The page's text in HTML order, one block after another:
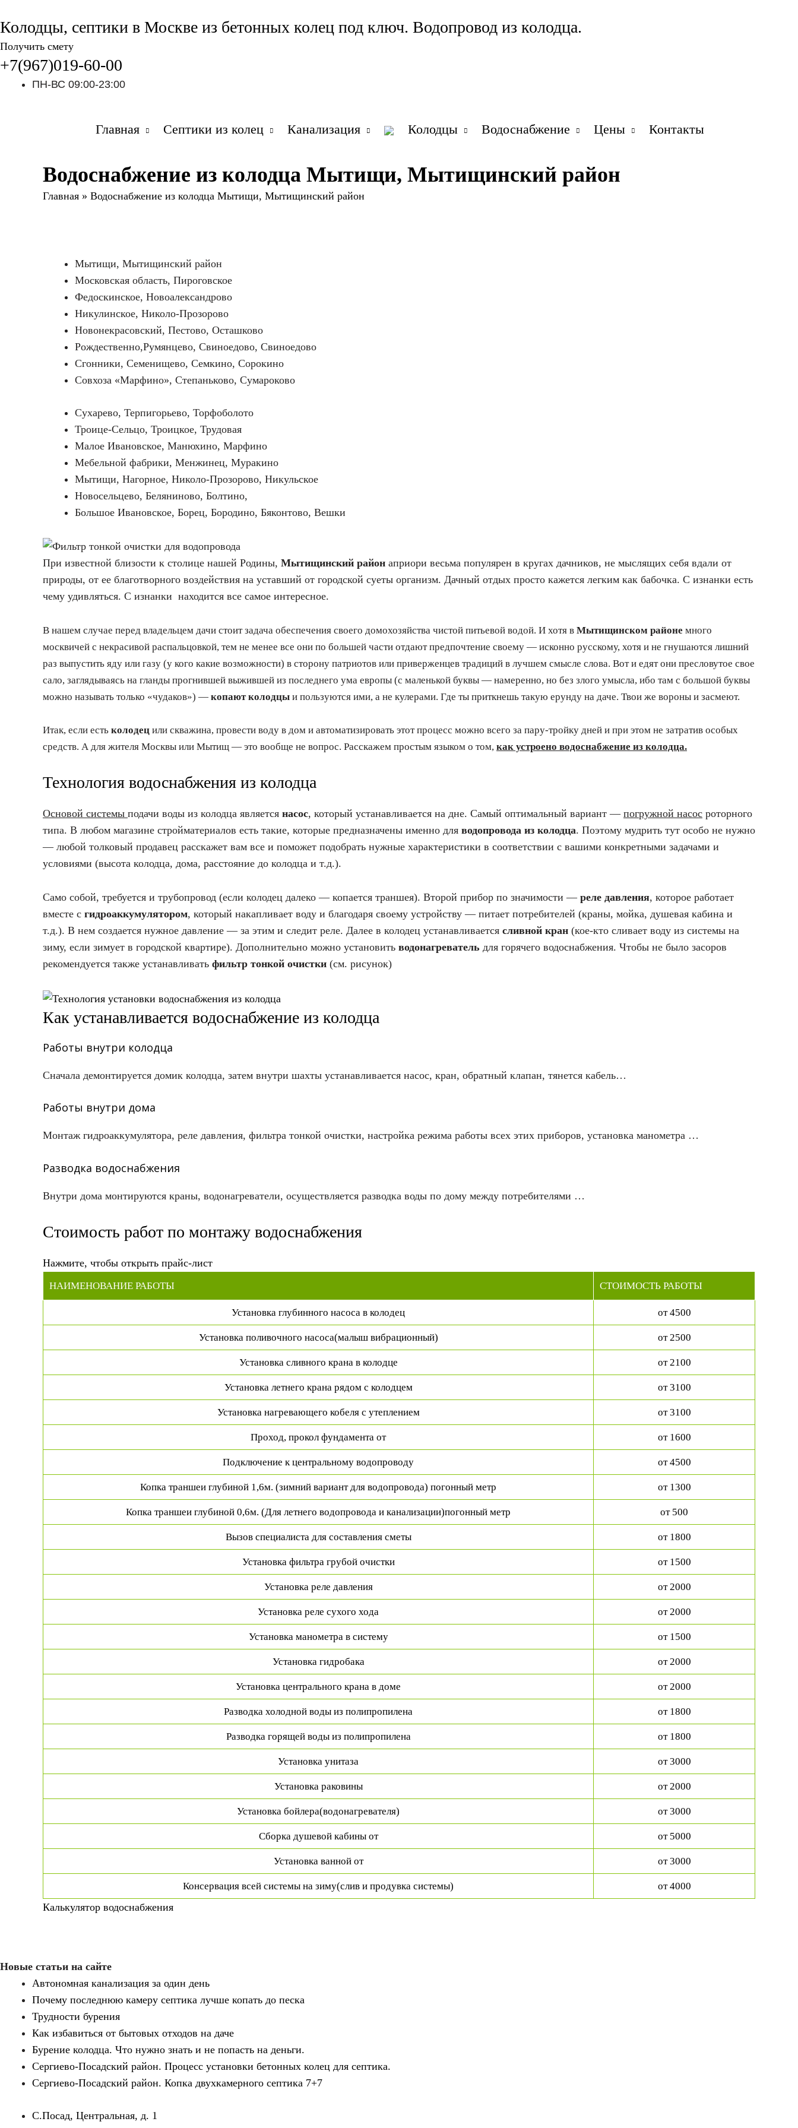
Колодцы, септики в Москве из бетонных колец под ключ. Водопровод из колодца.
Получить смету
+7(967)019-60-00
ПН-ВС 09:00-23:00
Главная Септики из колец Канализация Колодцы Водоснабжение Цены Контакты
Водоснабжение из колодца Мытищи, Мытищинский район
Главная » Водоснабжение из колодца Мытищи, Мытищинский район
Мытищи, Мытищинский район
Московская область, Пироговское
Федоскинское, Новоалександрово
Никулинское, Николо-Прозорово
Новонекрасовский, Пестово, Осташково
Рождественно,Румянцево, Свиноедово, Свиноедово
Сгонники, Семенищево, Семкино, Сорокино
Совхоза «Марфино», Степаньково, Сумароково
Сухарево, Терпигорьево, Торфоболото
Троице-Сельцо, Троицкое, Трудовая
Малое Ивановское, Манюхино, Марфино
Мебельной фабрики, Менжинец, Муракино
Мытищи, Нагорное, Николо-Прозорово, Никульское
Новосельцево, Беляниново, Болтино,
Большое Ивановское, Борец, Бородино, Бяконтово, Вешки
При известной близости к столице нашей Родины, Мытищинский район априори весьма популярен в кругах дачников, не мыслящих себя вдали от
природы, от ее благотворного воздействия на уставший от городской суеты организм. Дачный отдых просто кажется легким как бабочка. С изнанки есть
чему удивляться. С изнанки находится все самое интересное.
В нашем случае перед владельцем дачи стоит задача обеспечения своего домохозяйства чистой питьевой водой. И хотя в Мытищинском районе много
москвичей с некрасивой распальцовкой, тем не менее все они по большей части отдают предпочтение своему — исконно русскому, хотя и не гнушаются лишний
раз выпустить яду или газу (у кого какие возможности) в сторону патриотов или приверженцев традиций в лучшем смысле слова. Вот и едят они пресловутое свое
сало, заглядываясь на гланды прогнившей выжившей из последнего ума европы (с маленькой буквы — намеренно, но без злого умысла, ибо там с большой буквы
можно называть только «чудаков») — копают колодцы и пользуются ими, а не кулерами. Где ты приткнешь такую ерунду на даче. Твои же вороны и засмеют.
Итак, если есть колодец или скважина, провести воду в дом и автоматизировать этот процесс можно всего за пару-тройку дней и при этом не затратив особых
средств. А для жителя Москвы или Мытищ — это вообще не вопрос. Расскажем простым языком о том, как устроено водоснабжение из колодца.
Технология водоснабжения из колодца
Основой системы подачи воды из колодца является насос, который устанавливается на дне. Самый оптимальный вариант — погружной насос роторного
типа. В любом магазине стройматериалов есть такие, которые предназначены именно для водопровода из колодца. Поэтому мудрить тут особо не нужно
— любой толковый продавец расскажет вам все и поможет подобрать нужные характеристики в соответствии с вашими конкретными задачами и
условиями (высота колодца, дома, расстояние до колодца и т.д.).
Само собой, требуется и трубопровод (если колодец далеко — копается траншея). Второй прибор по значимости — реле давления, которое работает
вместе с гидроаккумулятором, который накапливает воду и благодаря своему устройству — питает потребителей (краны, мойка, душевая кабина и
т.д.). В нем создается нужное давление — за этим и следит реле. Далее в колодец устанавливается сливной кран (кое-кто сливает воду из системы на
зиму, если зимует в городской квартире). Дополнительно можно установить водонагреватель для горячего водоснабжения. Чтобы не было засоров
рекомендуется также устанавливать фильтр тонкой очистки (см. рисунок)
Как устанавливается водоснабжение из колодца
Работы внутри колодца
Сначала демонтируется домик колодца, затем внутри шахты устанавливается насос, кран, обратный клапан, тянется кабель…
Работы внутри дома
Монтаж гидроаккумулятора, реле давления, фильтра тонкой очистки, настройка режима работы всех этих приборов, установка манометра …
Разводка водоснабжения
Внутри дома монтируются краны, водонагреватели, осуществляется разводка воды по дому между потребителями …
Стоимость работ по монтажу водоснабжения
Нажмите, чтобы открыть прайс-лист
НАИМЕНОВАНИЕ РАБОТЫ СТОИМОСТЬ РАБОТЫ
Установка глубинного насоса в колодец от 4500
Установка поливочного насоса(малыш вибрационный) от 2500
Установка сливного крана в колодце от 2100
Установка летнего крана рядом с колодцем от 3100
Установка нагревающего кобеля с утеплением от 3100
Проход, прокол фундамента от от 1600
Подключение к центральному водопроводу от 4500
Копка траншеи глубиной 1,6м. (зимний вариант для водопровода) погонный метр от 1300
Копка траншеи глубиной 0,6м. (Для летнего водопровода и канализации)погонный метр от 500
Вызов специалиста для составления сметы от 1800
Установка фильтра грубой очистки от 1500
Установка реле давления от 2000
Установка реле сухого хода от 2000
Установка манометра в систему от 1500
Установка гидробака от 2000
Установка центрального крана в доме от 2000
Разводка холодной воды из полипропилена от 1800
Разводка горящей воды из полипропилена от 1800
Установка унитаза от 3000
Установка раковины от 2000
Установка бойлера(водонагревателя) от 3000
Сборка душевой кабины от от 5000
Установка ванной от от 3000
Консервация всей системы на зиму(слив и продувка системы) от 4000
Калькулятор водоснабжения
Новые статьи на сайте
Автономная канализация за один день
Почему последнюю камеру септика лучше копать до песка
Трудности бурения
Как избавиться от бытовых отходов на даче
Бурение колодца. Что нужно знать и не попасть на деньги.
Сергиево-Посадский район. Процесс установки бетонных колец для септика.
Сергиево-Посадский район. Копка двухкамерного септика 7+7
С.Посад, Центральная, д. 1